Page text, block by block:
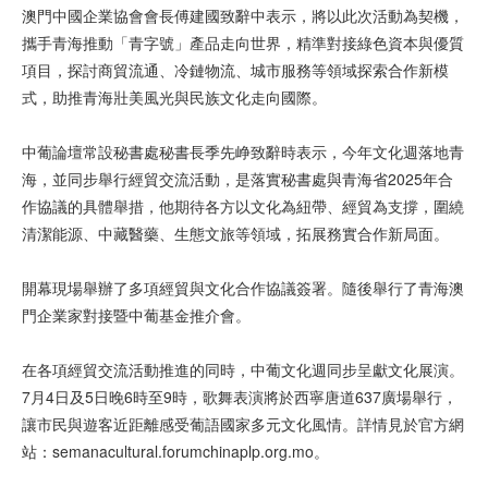
澳門中國企業協會會長傅建國致辭中表示，將以此次活動為契機，
攜手青海推動「青字號」產品走向世界，精準對接綠色資本與優質
項目，探討商貿流通、冷鏈物流、城市服務等領域探索合作新模
式，助推青海壯美風光與民族文化走向國際。
中葡論壇常設秘書處秘書長季先峥致辭時表示，今年文化週落地青
海，並同步舉行經貿交流活動，是落實秘書處與青海省2025年合
作協議的具體舉措，他期待各方以文化為紐帶、經貿為支撐，圍繞
清潔能源、中藏醫藥、生態文旅等領域，拓展務實合作新局面。
開幕現場舉辦了多項經貿與文化合作協議簽署。隨後舉行了青海澳
門企業家對接暨中葡基金推介會。
在各項經貿交流活動推進的同時，中葡文化週同步呈獻文化展演。
7月4日及5日晚6時至9時，歌舞表演將於西寧唐道637廣場舉行，
讓市民與遊客近距離感受葡語國家多元文化風情。詳情見於官方網
站：semanacultural.forumchinaplp.org.mo。